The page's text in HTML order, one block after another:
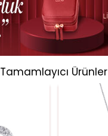
Tamamlayıcı Ürünler